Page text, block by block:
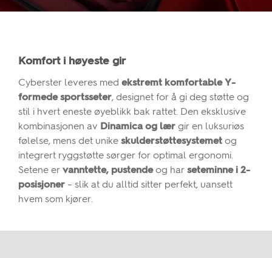
Komfort i høyeste gir
Cyberster leveres med ekstremt komfortable Y-
formede sportsseter, designet for å gi deg støtte og
stil i hvert eneste øyeblikk bak rattet. Den eksklusive
kombinasjonen av Dinamica og lær gir en luksuriøs
følelse, mens det unike skulderstøttesystemet og
integrert ryggstøtte sørger for optimal ergonomi.
Setene er vanntette, pustendeog har seteminne i 2-
posisjoner – slik at du alltid sitter perfekt, uansett
hvem som kjører.